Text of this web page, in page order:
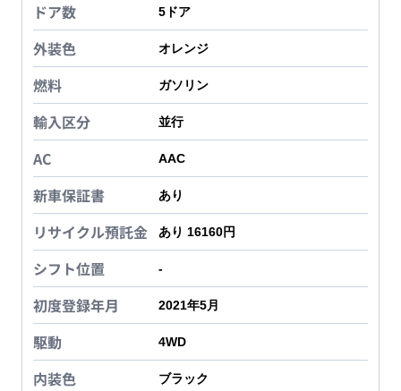
ドア数 5 ドア
外装色 オレンジ
燃料 ガソリン
輸入区分 並行
AC AAC
新車保証書 あり
リサイクル預託金 あり 16160円
シフト位置 -
初度登録年月 2021年5月
駆動 4WD
内装色 ブラック